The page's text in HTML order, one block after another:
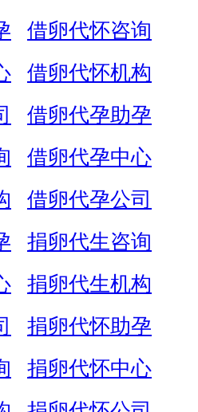
借卵代怀咨询
借卵代怀机构
借卵代孕助孕
借卵代孕中心
借卵代孕公司
捐卵代生咨询
捐卵代生机构
捐卵代怀助孕
捐卵代怀中心